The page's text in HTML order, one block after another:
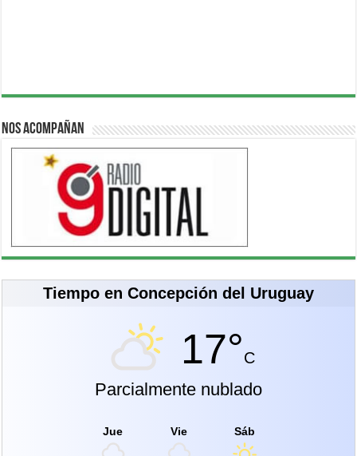
Nos acompañan
Tiempo en Concepción del Uruguay
17°C
Parcialmente nublado
Jue Vie Sáb